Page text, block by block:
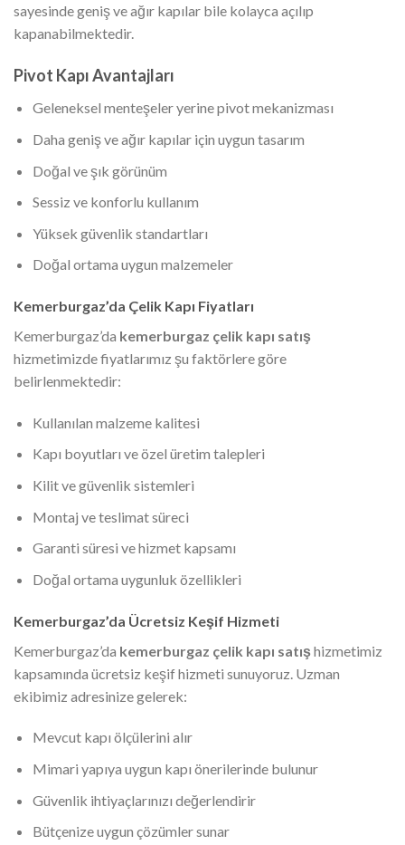
sayesinde geniş ve ağır kapılar bile kolayca açılıp
kapanabilmektedir.
Pivot Kapı Avantajları
Geleneksel menteşeler yerine pivot mekanizması
Daha geniş ve ağır kapılar için uygun tasarım
Doğal ve şık görünüm
Sessiz ve konforlu kullanım
Yüksek güvenlik standartları
Doğal ortama uygun malzemeler
Kemerburgaz’da Çelik Kapı Fiyatları
Kemerburgaz’da kemerburgaz çelik kapı satış
hizmetimizde fiyatlarımız şu faktörlere göre
belirlenmektedir:
Kullanılan malzeme kalitesi
Kapı boyutları ve özel üretim talepleri
Kilit ve güvenlik sistemleri
Montaj ve teslimat süreci
Garanti süresi ve hizmet kapsamı
Doğal ortama uygunluk özellikleri
Kemerburgaz’da Ücretsiz Keşif Hizmeti
Kemerburgaz’da kemerburgaz çelik kapı satışhizmetimiz
kapsamında ücretsiz keşif hizmeti sunuyoruz. Uzman
ekibimiz adresinize gelerek:
Mevcut kapı ölçülerini alır
Mimari yapıya uygun kapı önerilerinde bulunur
Güvenlik ihtiyaçlarınızı değerlendirir
Bütçenize uygun çözümler sunar